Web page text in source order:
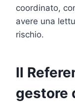
coordinato,
avere una
rischio.
Il
gestore